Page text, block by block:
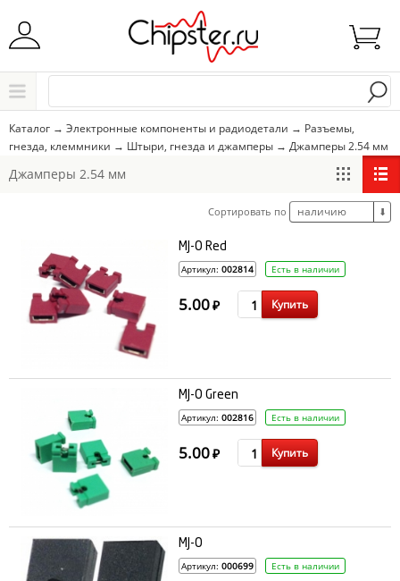
Начните водить название города..
Выбрать
Каталог → Электронные компоненты и радиодетали → Разъемы,
гнезда, клеммники → Штыри, гнезда и джамперы → Джамперы 2.54 мм
Джамперы 2.54 мм
Сортировать по наличию ⬇
MJ-0 Red
Артикул: 002814 Есть в наличии
5.00₽ Купить
MJ-0 Green
Артикул: 002816 Есть в наличии
5.00₽ Купить
MJ-0
Артикул: 000699 Есть в наличии